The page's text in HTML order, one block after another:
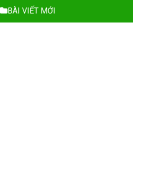
BÀI VIẾT MỚI